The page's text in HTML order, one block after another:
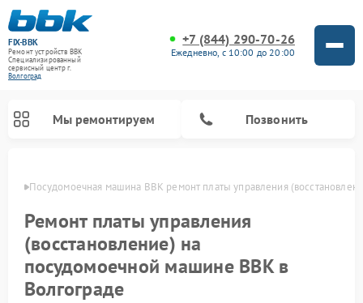
FIX-BBK
Ремонт устройств BBK
Специализированный
cервисный центр г.
Волгоград
+7 (844) 290-70-26
Ежедневно, с 10:00 до 20:00
Мы ремонтируем Позвонить
Посудомоечная машина BBK ремонт платы управления
Ремонт платы управления
(восстановление) на
посудомоечной машине BBK в
Волгограде